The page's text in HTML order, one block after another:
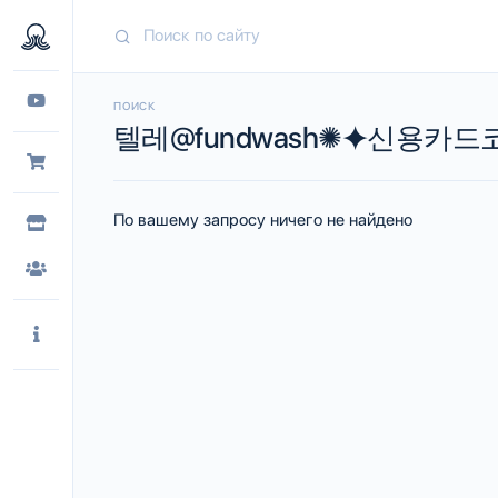
ПОИСК
텔레@fundwash✺⯌신용카드
По вашему запросу ничего не найдено